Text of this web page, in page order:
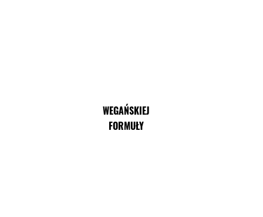
WEGAŃSKIEJ
FORMUŁY